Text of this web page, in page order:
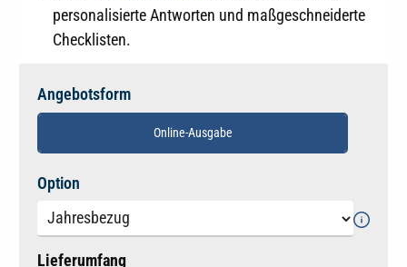
personalisierte Antworten und maßgeschneiderte
Checklisten.
Angebotsform
Online-Ausgabe
Option
Lieferumfang